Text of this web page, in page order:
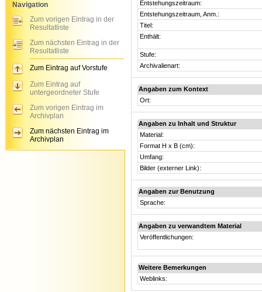
Entstehungszeitraum:
Entstehungszeitraum, Anm.:
Titel:
Enthält:
Stufe:
Archivalienart:
Angaben zum Kontext
Ort:
Angaben zu Inhalt und Struktur
Material:
Format H x B (cm):
Umfang:
Bilder (externer Link):
Angaben zur Benutzung
Sprache:
Angaben zu verwandtem Material
Veröffentlichungen:
Weitere Bemerkungen
Weblinks:
Navigation
Zum vorigen Eintrag in der
Resultatliste
Zum nächsten Eintrag in der
Resultatliste
Zum Eintrag auf Vorstufe
Zum Eintrag auf
untergeordneter Stufe
Zum vorigen Eintrag im
Archivplan
Zum nächsten Eintrag im
Archivplan